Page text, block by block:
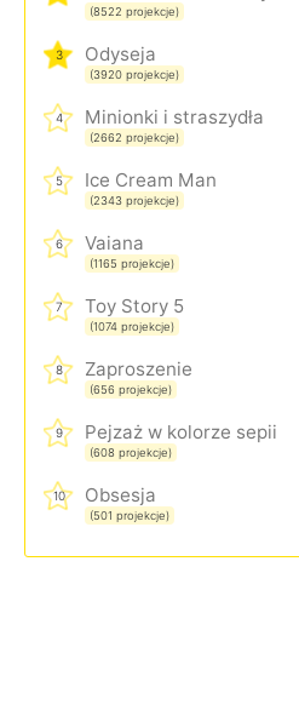
(8522 projekcje)
3 Odyseja
(3920 projekcje)
4 Minionki i straszydła
(2662 projekcje)
5 Ice Cream Man
(2343 projekcje)
6 Vaiana
(1165 projekcje)
7 Toy Story 5
(1074 projekcje)
8 Zaproszenie
(656 projekcje)
9 Pejzaż w kolorze sepii
(608 projekcje)
10 Obsesja
(501 projekcje)